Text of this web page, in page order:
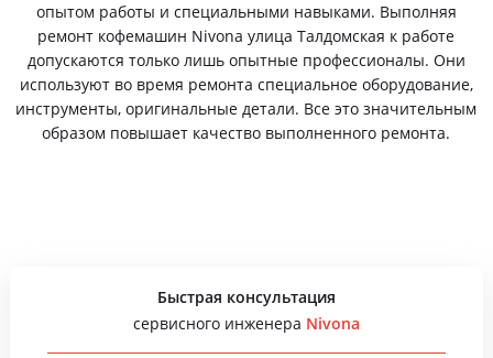
опытом работы и специальными навыками. Выполняя
ремонт кофемашин Nivona улица Талдомская к работе
допускаются только лишь опытные профессионалы. Они
используют во время ремонта специальное оборудование,
инструменты, оригинальные детали. Все это значительным
образом повышает качество выполненного ремонта.
Быстрая консультация
сервисного инженера Nivona